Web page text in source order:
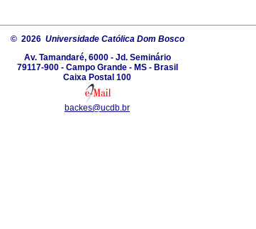
© 2026 Universidade Católica Dom Bosco
Av. Tamandaré, 6000 - Jd. Seminário
79117-900 - Campo Grande - MS - Brasil
Caixa Postal 100
backes@ucdb.br